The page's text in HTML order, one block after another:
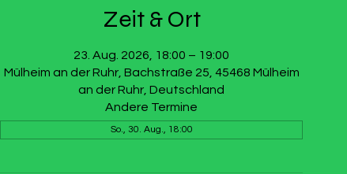
Zeit & Ort
23. Aug. 2026, 18:00 – 19:00
Mülheim an der Ruhr, Bachstraße 25, 45468 Mülheim
an der Ruhr, Deutschland
Andere Termine
So., 30. Aug., 18:00